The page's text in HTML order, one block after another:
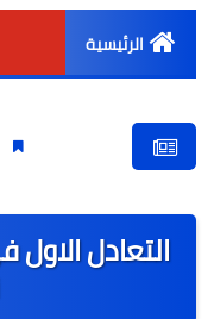
الرئيسية
هنا
التعادل